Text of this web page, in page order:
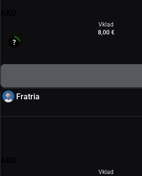
Vklad
8,00 €
Fratria
Vklad